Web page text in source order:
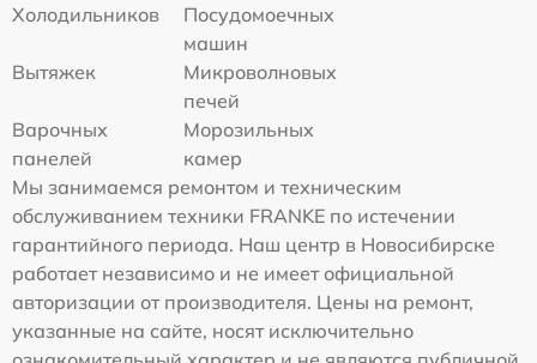
Холодильников
Посудомоечных
машин
Вытяжек
Микроволновых
печей
Варочных
панелей
Морозильных
камер
Мы занимаемся ремонтом и техническим
обслуживанием техники FRANKE по истечении
гарантийного периода. Наш центр в Новосибирске
работает независимо и не имеет официальной
авторизации от производителя. Цены на ремонт,
указанные на сайте, носят исключительно